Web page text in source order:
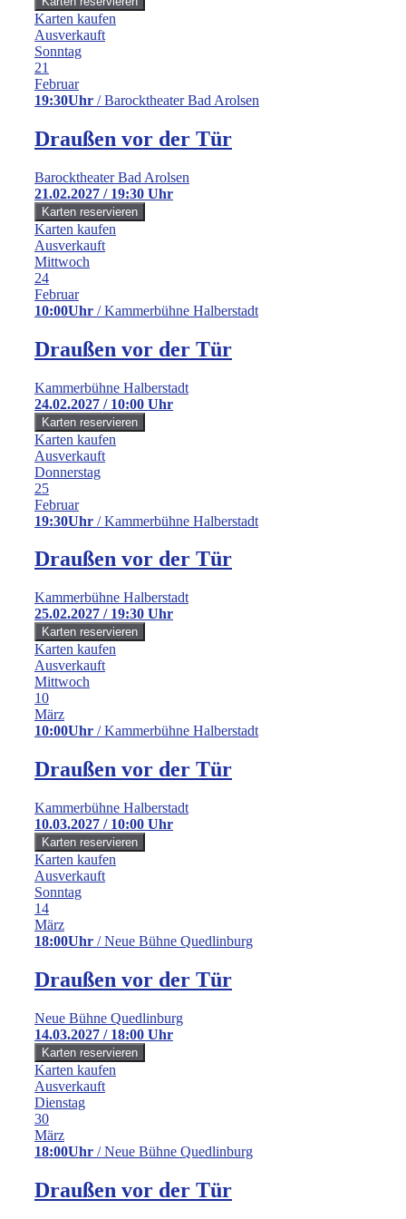
Karten kaufen
Ausverkauft
Sonntag
21
Februar
19:30Uhr / Barocktheater Bad Arolsen
Draußen vor der Tür
Barocktheater Bad Arolsen
21.02.2027 / 19:30 Uhr
Karten kaufen
Ausverkauft
Mittwoch
24
Februar
10:00Uhr / Kammerbühne Halberstadt
Draußen vor der Tür
Kammerbühne Halberstadt
24.02.2027 / 10:00 Uhr
Karten kaufen
Ausverkauft
Donnerstag
25
Februar
19:30Uhr / Kammerbühne Halberstadt
Draußen vor der Tür
Kammerbühne Halberstadt
25.02.2027 / 19:30 Uhr
Karten kaufen
Ausverkauft
Mittwoch
10
März
10:00Uhr / Kammerbühne Halberstadt
Draußen vor der Tür
Kammerbühne Halberstadt
10.03.2027 / 10:00 Uhr
Karten kaufen
Ausverkauft
Sonntag
14
März
18:00Uhr / Neue Bühne Quedlinburg
Draußen vor der Tür
Neue Bühne Quedlinburg
14.03.2027 / 18:00 Uhr
Karten kaufen
Ausverkauft
Dienstag
30
März
18:00Uhr / Neue Bühne Quedlinburg
Draußen vor der Tür